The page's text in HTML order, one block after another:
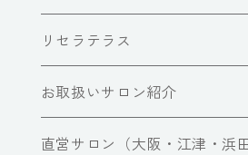
リセラテラス
お取扱いサロン紹介
直営サロン（大阪・江津・浜田